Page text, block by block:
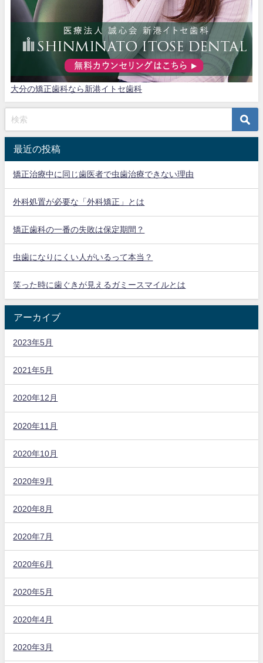
大分の矯正歯科なら新港イトセ歯科
最近の投稿
矯正治療中に同じ歯医者で虫歯治療できない理由
外科処置が必要な「外科矯正」とは
矯正歯科の一番の失敗は保定期間？
虫歯になりにくい人がいるって本当？
笑った時に歯ぐきが見えるガミースマイルとは
アーカイブ
2023年5月
2021年5月
2020年12月
2020年11月
2020年10月
2020年9月
2020年8月
2020年7月
2020年6月
2020年5月
2020年4月
2020年3月